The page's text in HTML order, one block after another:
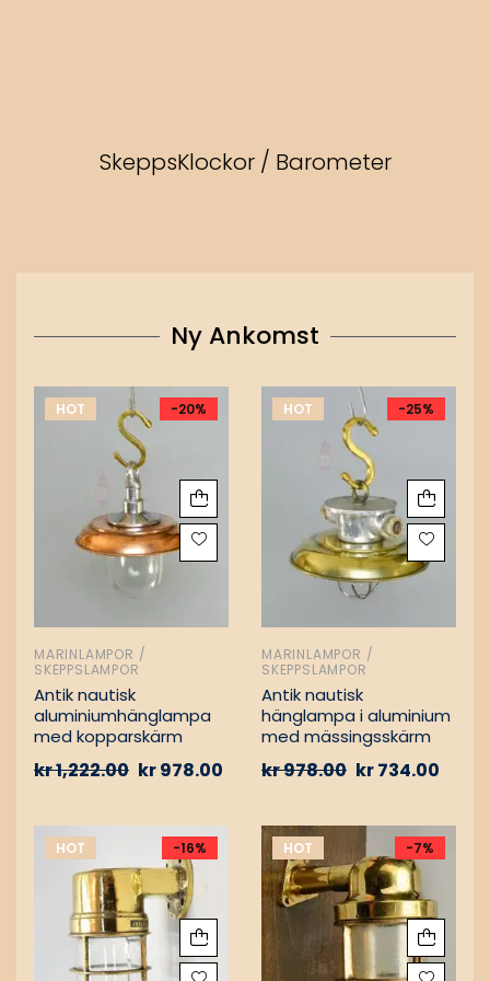
SkeppsKlockor / Barometer
Ny Ankomst
HOT -20%
MARINLAMPOR /
SKEPPSLAMPOR
Antik nautisk
aluminiumhänglampa
med kopparskärm
kr1,222.00 kr978.00
HOT -25%
MARINLAMPOR /
SKEPPSLAMPOR
Antik nautisk
hänglampa i aluminium
med mässingsskärm
kr978.00 kr734.00
HOT -16% HOT -7%